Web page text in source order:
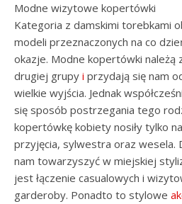
Modne wizytowe kopertówki
Kategoria z damskimi torebkami
modeli przeznaczonych na co
okazje. Modne kopertówki należą
drugiej grupy i przydają się nam
wielkie wyjścia. Jednak
się sposób postrzegania tego
kopertówkę kobiety nosiły tylko
przyjęcia, sylwestra oraz wesela.
nam towarzyszyć w miejskiej
jest łączenie casualowych i
garderoby. Ponadto to stylowe